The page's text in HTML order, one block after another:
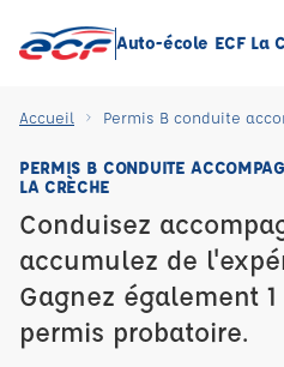
Auto-école ECF La
Accueil Permis B conduite
PERMIS B CONDUITE
LA CRÈCHE
Conduisez
accumulez de
Gagnez également
permis probatoire.